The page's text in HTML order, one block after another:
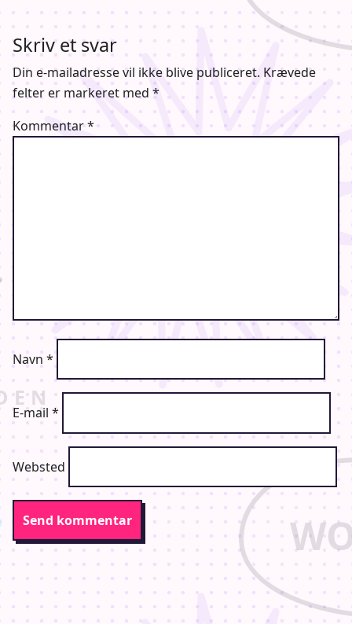
Skriv et svar
Din e-mailadresse vil ikke blive publiceret. Krævede
felter er markeret med *
Kommentar*
Navn *
E-mail *
Websted